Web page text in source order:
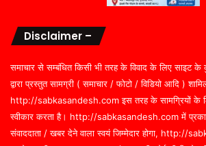
Disclaimer –
समाचार से सम्बंधित किसी भी तरह के विवाद के लिए साइट के
द्वारा प्रस्तुत सामग्री ( समाचार / फोटो / विडियो आदि )
http://sabkasandesh.com इस तरह के सामग्रियों के
स्वीकार करता है। http://sabkasandesh.com में
संवाददाता / खबर देने वाला स्वयं जिम्मेदार होगा, http://